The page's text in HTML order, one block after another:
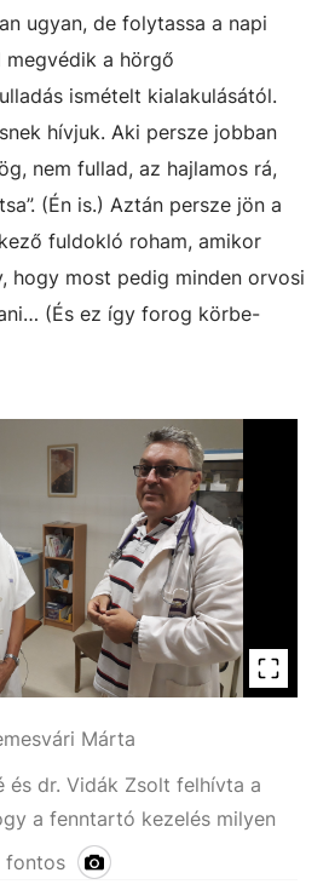
ugyan, de folytassa a napi
megvédik a hörgő
ismételt kialakulásától.
hívjuk. Aki persze jobban
nem fullad, az hajlamos rá,
(Én is.) Aztán persze jön a
fuldokló roham, amikor
hogy most pedig minden orvosi
(És ez így forog körbe-
Márta
és dr. Vidák Zsolt felhívta a
a fenntartó kezelés milyen
fontos